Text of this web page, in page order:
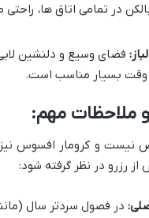
در تمامی اتاق ها، راحتی
فضای وسیع و دلنشین
وقت بسیار مناسب است.
ملاحظات مهم:
نیست و کرومار افسوس نیز
رزرو در نظر گرفته شود:
در فصول سردتر سال